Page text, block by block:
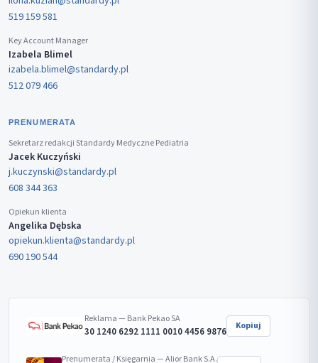
519 159 581
Key Account Manager
Izabela Blimel
izabela.blimel@standardy.pl
512 079 466
PRENUMERATA
Sekretarz redakcji Standardy Medyczne Pediatria
Jacek Kuczyński
j.kuczynski@standardy.pl
608 344 363
Opiekun klienta
Angelika Dębska
opiekun.klienta@standardy.pl
690 190 544
Reklama — Bank Pekao SA
30 1240 6292 1111 0010 4456 9876 Kopiuj
Prenumerata / Księgarnia — Alior Bank S.A.